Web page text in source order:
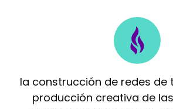
la construcción de redes de
producción creativa de